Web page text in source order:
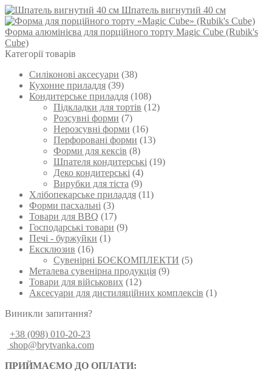
на
сторінці
товару
від
114 ₴
до
має
кілька
варіантів.
товару
Шпатель вигнутий 40 см
Форма алюмінієва для порційного торту Magic Cube (Rubik's
Cube)
Категорії товарів
Силіконові аксесуари (38)
Кухонне приладдя (39)
Кондитерське приладдя (108)
Підкладки для тортів (12)
Розсувні форми (7)
Нерозсувні форми (16)
Перфоровані форми (13)
Форми для кексів (8)
Шпателя кондитерські (19)
Деко кондитерські (4)
Вирубки для тіста (9)
Хлібопекарське приладдя (11)
Форми пасхальні (3)
Товари для BBQ (17)
Господарські товари (9)
Печі - буржуйки (1)
Ексклюзив (16)
Сувенірні БОЄКОМПЛЕКТИ (5)
Металева сувенірна продукція (9)
Товари для військових (12)
Аксесуари для дистиляційних комплексів (1)
Виникли запитання?
+38 (098) 010-20-23
shop@brytvanka.com
ПРИЙМАЄМО ДО ОПЛАТИ: